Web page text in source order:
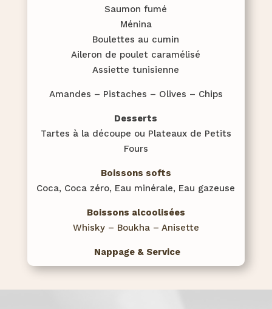
Saumon fumé
Ménina
Boulettes au cumin
Aileron de poulet caramélisé
Assiette tunisienne
Amandes – Pistaches – Olives – Chips
Desserts
Tartes à la découpe ou Plateaux de Petits
Fours
Boissons softs
Coca, Coca zéro, Eau minérale, Eau gazeuse
Boissons alcoolisées
Whisky – Boukha – Anisette
Nappage & Service